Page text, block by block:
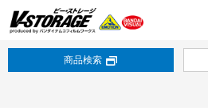
商品検索